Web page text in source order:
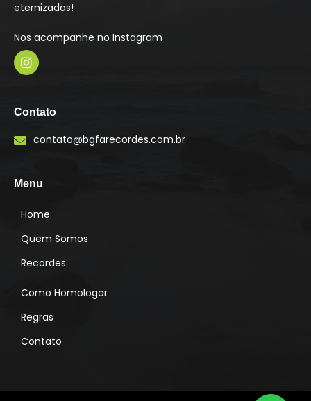
eternizadas!
Nos acompanhe no Instagram
s
t
a
g
m
Contato
contato@bgfarecordes.com.br
Menu
Home
Quem Somos
Recordes
Como Homologar
Regras
Contato